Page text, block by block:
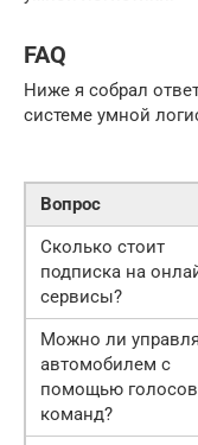
FAQ
Ниже я собрал
системе умной
Вопрос
Сколько стоит
подписка на
сервисы?
Можно ли
автомобилем с
помощью
команд?